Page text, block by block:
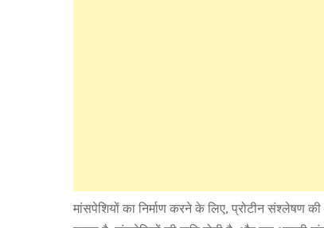
मांसपेशियों का निर्माण करने के लिए, प्रोटीन संश्लेषण